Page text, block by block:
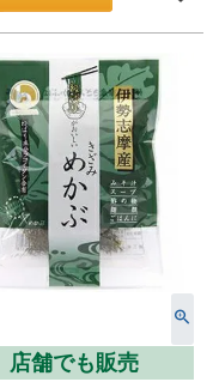
店舗でも販売